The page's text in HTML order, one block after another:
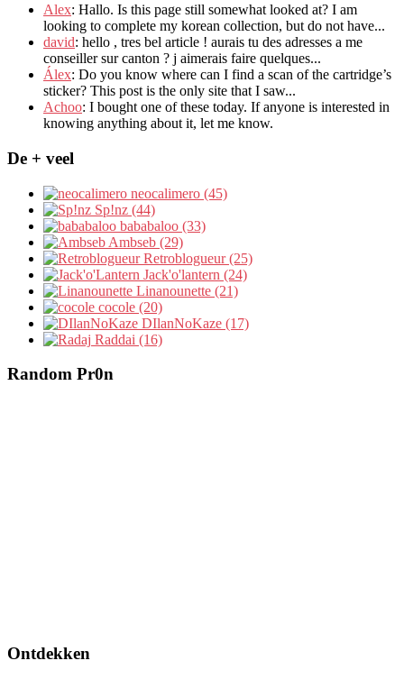
Alex: Hallo. Is this page still somewhat looked at? I am
looking to complete my korean collection, but do not have...
david: hello , tres bel article ! aurais tu des adresses a me
conseiller sur canton ? j aimerais faire quelques...
Álex: Do you know where can I find a scan of the cartridge’s
sticker? This post is the only site that I saw...
Achoo: I bought one of these today. If anyone is interested in
knowing anything about it, let me know.
De + veel
neocalimero (45)
Sp!nz (44)
bababaloo (33)
Ambseb (29)
Retroblogueur (25)
Jack'o'lantern (24)
Linanounette (21)
cocole (20)
DIlanNoKaze (17)
Raddai (16)
Random Pr0n
Ontdekken